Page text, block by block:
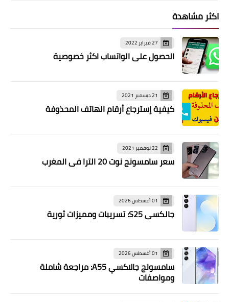
اكثر مشاهدة
27 فبراير 2022
الحصول على الواتساب اكثر خصوصية
21 ديسمبر 2021
كيفية إسترجاع أرقام الهاتف المحذوفة
22 نوفمبر 2021
سعر سامسونج نوت 20 الترا في المغرب
01 أغسطس 2026
جالكسي S25: تسريبات ومميزات ثورية
01 أغسطس 2026
سامسونج جالاكسي A55: مراجعة شاملة
ومواصفات